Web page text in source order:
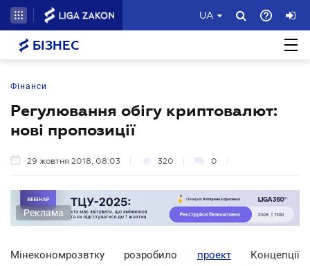
UA
БІЗНЕС
Фінанси
Регулювання обігу криптовалют:
нові пропозиції
29 жовтня 2018, 08:03 320 0
Реклама
Мінекономрозвтку розробило проектКонцепції